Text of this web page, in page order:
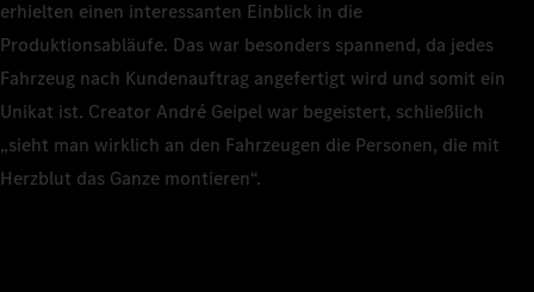
erhielten einen interessanten Einblick in die
Produktionsabläufe. Das war besonders spannend, da jedes
Fahrzeug nach Kundenauftrag angefertigt wird und somit ein
Unikat ist. Creator André Geipel war begeistert, schließlich
„sieht man wirklich an den Fahrzeugen die Personen, die mit
Herzblut das Ganze montieren“.